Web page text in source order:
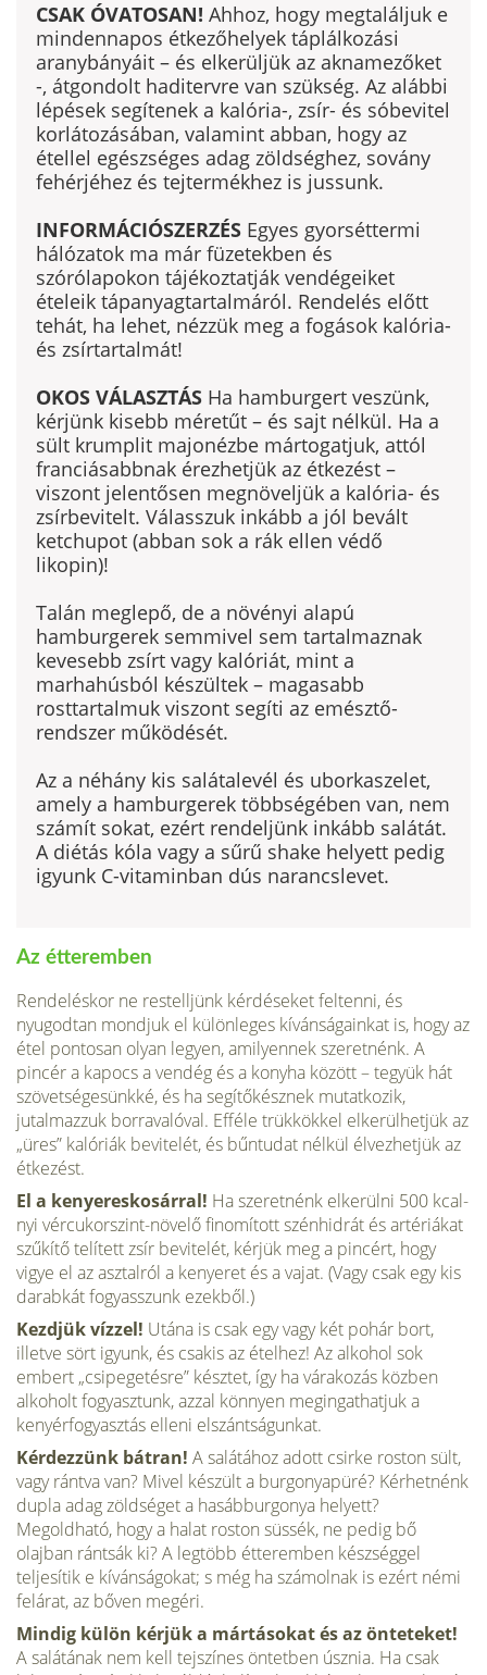
CSAK ÓVATOSAN! Ahhoz, hogy megtaláljuk e
mindennapos étkezőhelyek táplálkozási
arany­bányáit – és elkerüljük az aknamezőket
-, át­gondolt haditervre van szükség. Az alábbi
lépé­sek segítenek a kalória-, zsír- és sóbevitel
korlátozásában, valamint abban, hogy az
étellel egészséges adag zöldséghez, sovány
fehérjéhez és tejtermékhez is jussunk.
INFORMÁCIÓSZERZÉS Egyes gyorséttermi
hálózatok ma már füzetekben és
szórólapokon tájékoztatják vendégeiket
ételeik tápanyag­tartalmáról. Rendelés előtt
tehát, ha lehet, néz­zük meg a fogások kalória-
és zsírtartalmát!
OKOS VÁLASZTÁS Ha hamburgert veszünk,
kérjünk kisebb méretűt – és sajt nélkül. Ha a
sült krumplit majonézbe mártogatjuk, attól
franciásabbnak érezhetjük az étkezést –
viszont jelentősen megnöveljük a kalória- és
zsírbevitelt. Válasszuk inkább a jól bevált
ketchupot (abban sok a rák ellen védő
likopin)!
Talán meglepő, de a növényi alapú
hamburgerek semmivel sem tartalmaznak
kevesebb zsírt vagy kalóriát, mint a
marhahúsból készültek – maga­sabb
rosttartalmuk viszont segíti az emésztő­
rendszer működését.
Az a néhány kis salátalevél és uborkaszelet,
amely a hamburgerek többségében van, nem
számít sokat, ezért rendeljünk inkább salátát.
A diétás kóla vagy a sűrű shake helyett pedig
igyunk C-vitaminban dús narancslevet.
Az étteremben
Rendeléskor ne restelljünk kérdéseket feltenni, és
nyugodtan mondjuk el különleges kívánságainkat is, hogy az
étel pontosan olyan legyen, amilyennek szeretnénk. A
pincér a kapocs a vendég és a kony­ha között – tegyük hát
szövetségesünkké, és ha segítőkésznek mutatkozik,
jutalmazzuk borravaló­val. Efféle trükkökkel elkerülhetjük az
„üres” kalóriák bevitelét, és bűntudat nélkül élvezhetjük az
étkezést.
El a kenyereskosárral! Ha szeretnénk elkerülni 500 kcal-
nyi vércukorszint-növelő finomított szén­hidrát és artériákat
szűkítő telített zsír bevitelét, kérjük meg a pincért, hogy
vigye el az asztalról a kenyeret és a vajat. (Vagy csak egy kis
darabkát fogyasszunk ezekből.)
Kezdjük vízzel! Utána is csak egy vagy két po­hár bort,
illetve sört igyunk, és csakis az ételhez! Az alkohol sok
embert „csipegetésre” késztet, így ha várakozás közben
alkoholt fogyasztunk, azzal könnyen megingathatjuk a
kenyérfogyasztás elleni elszántságunkat.
Kérdezzünk bátran! A salátához adott csirke roston sült,
vagy rántva van? Mivel készült a bur­gonyapüré? Kérhetnénk
dupla adag zöldséget a hasábburgonya helyett?
Megoldható, hogy a ha­lat roston süssék, ne pedig bő
olajban rántsák ki? A legtöbb étteremben készséggel
teljesítik e kíván­ságokat; s még ha számolnak is ezért némi
felárat, az bőven megéri.
Mindig külön kérjük a mártásokat és az önteteket!
A salátának nem kell tejszínes öntet­ben úsznia. Ha csak